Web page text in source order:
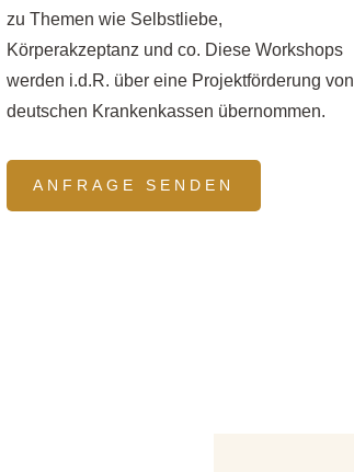
zu Themen wie Selbstliebe,
Körperakzeptanz und co. Diese Workshops
werden i.d.R. über eine Projektförderung von
deutschen Krankenkassen übernommen.
ANFRAGE SENDEN